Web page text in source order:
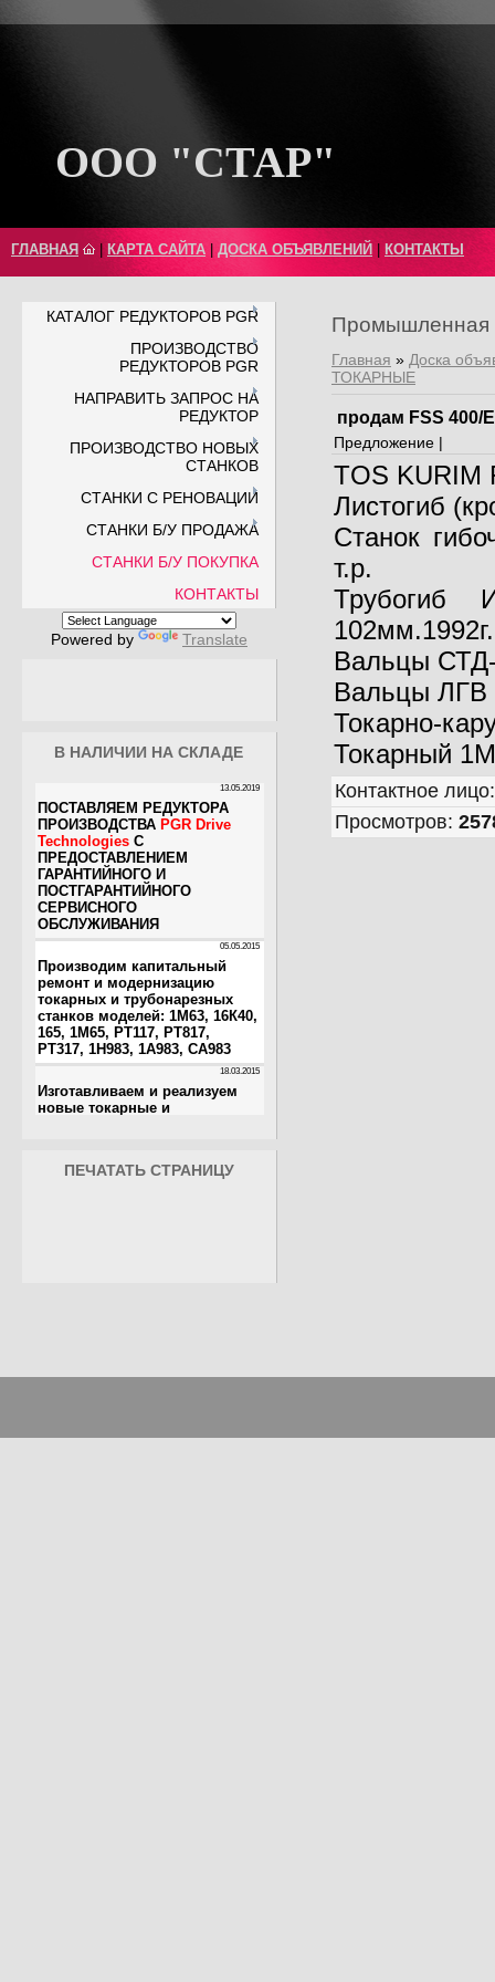
ООО "СТАР"
ГЛАВНАЯ КАРТА САЙТА ДОСКА ОБЪЯВЛЕНИЙ КОНТАКТЫ
КАТАЛОГ РЕДУКТОРОВ PGR
ПРОИЗВОДСТВО
РЕДУКТОРОВ PGR
НАПРАВИТЬ ЗАПРОС НА
РЕДУКТОР
ПРОИЗВОДСТВО НОВЫХ
СТАНКОВ
СТАНКИ С РЕНОВАЦИИ
СТАНКИ Б/У ПРОДАЖА
СТАНКИ Б/У ПОКУПКА
КОНТАКТЫ
Powered by Translate
В НАЛИЧИИ НА СКЛАДЕ
ПЕЧАТАТЬ СТРАНИЦУ
Промышленная
Главная » Доска
ТОКАРНЫЕ
продам FSS 400/
Предложение |
TOS KURIM
Листогиб
Станок
т.р.
Трубогиб
Вальцы СТД-
Вальцы ЛГВ
Токарно-
Токарный
Контактное лицо
Просмотров: